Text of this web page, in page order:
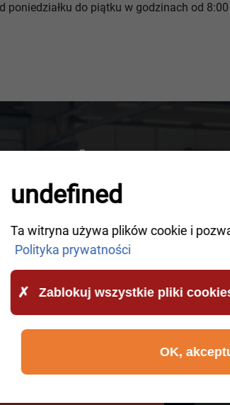
do piątku w godzinach od
DO
z naszych kompetentnych
się Twoim zgłoszeniem.
przesłane do AWHelp i że
undefined
Ta witryna używa plików cookie i
Polityka prywatności
Zablokuj wszystkie pliki
OK,